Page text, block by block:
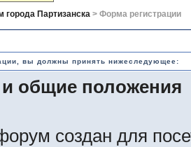
Партизанска> Форма регистрации
вы должны принять нижеследующее:
общие положения
создан для